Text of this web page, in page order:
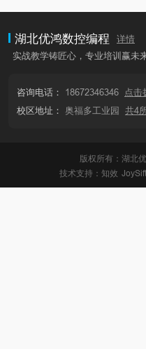
湖北优鸿数控编程
详情
实战教学铸匠心，专业培训赢未
咨询电话： 18672346346
点击
校区地址： 奥福多工业园 共4
版权所有：湖北
技术支持： 知效 JoySift